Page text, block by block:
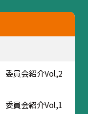
員会紹介Vol,2
員会紹介Vol,1